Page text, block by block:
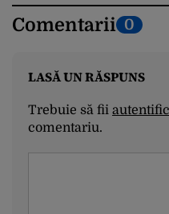
Comentarii 0
LASĂ UN RĂSPUNS
Trebuie să fii
comentariu.